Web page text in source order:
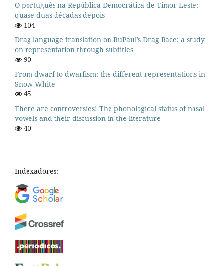
O português na República Democrática de Timor-Leste:
quase duas décadas depois
104
Drag language translation on RuPaul’s Drag Race: a study
on representation through subtitles
90
From dwarf to dwarfism: the different representations in
Snow White
45
There are controversies! The phonological status of nasal
vowels and their discussion in the literature
40
Indexadores: